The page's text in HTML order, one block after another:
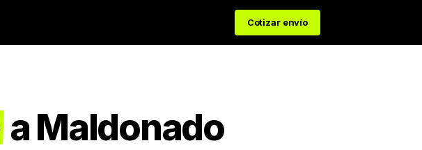
Cotizar envío
aMaldonado